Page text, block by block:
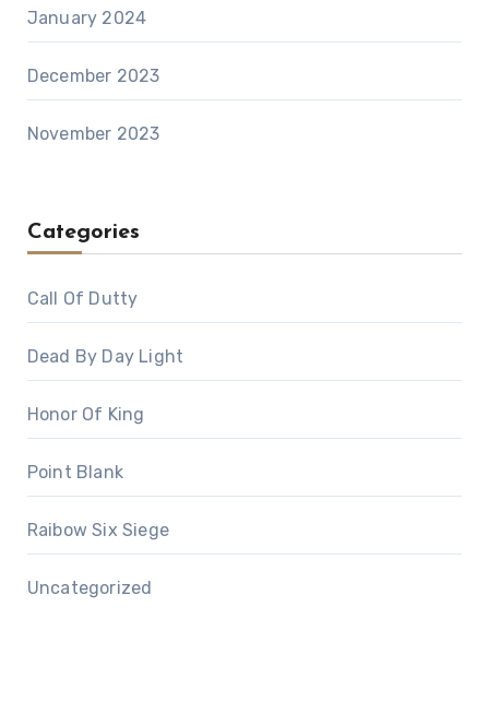
January 2024
December 2023
November 2023
Categories
Call Of Dutty
Dead By Day Light
Honor Of King
Point Blank
Raibow Six Siege
Uncategorized